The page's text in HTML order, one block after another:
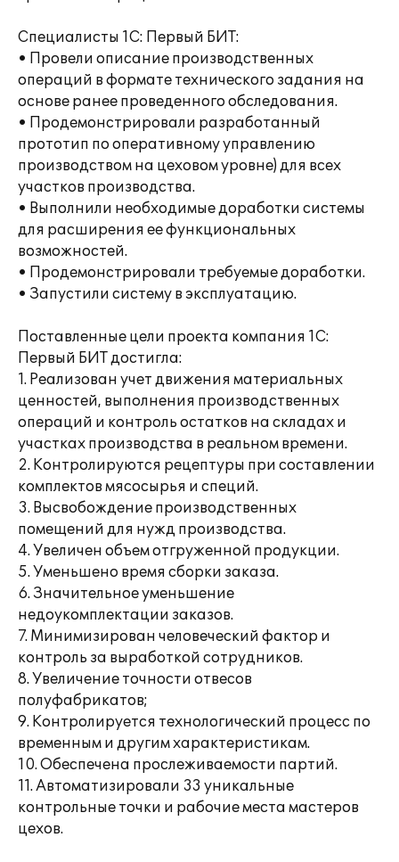
Специалисты 1С: Первый БИТ:
• Провели описание производственных
операций в формате технического задания на
основе ранее проведенного обследования.
• Продемонстрировали разработанный
прототип по оперативному управлению
производством на цеховом уровне) для всех
участков производства.
• Выполнили необходимые доработки системы
для расширения ее функциональных
возможностей.
• Продемонстрировали требуемые доработки.
• Запустили систему в эксплуатацию.
Поставленные цели проекта компания 1С:
Первый БИТ достигла:
1. Реализован учет движения материальных
ценностей, выполнения производственных
операций и контроль остатков на складах и
участках производства в реальном времени.
2. Контролируются рецептуры при составлении
комплектов мясосырья и специй.
3. Высвобождение производственных
помещений для нужд производства.
4. Увеличен объем отгруженной продукции.
5. Уменьшено время сборки заказа.
6. Значительное уменьшение
недоукомплектации заказов.
7. Минимизирован человеческий фактор и
контроль за выработкой сотрудников.
8. Увеличение точности отвесов
полуфабрикатов;
9. Контролируется технологический процесс по
временным и другим характеристикам.
10. Обеспечена прослеживаемости партий.
11. Автоматизировали 33 уникальные
контрольные точки и рабочие места мастеров
цехов.